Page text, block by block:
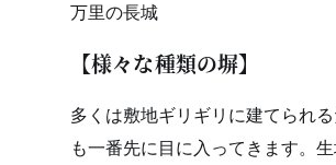
万里の長城
【様々な種類の塀】
多くは敷地ギリギリに建てられ
も一番先に目に入ってきます。生